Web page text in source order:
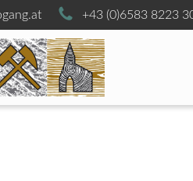
+43 (0)6583 8223